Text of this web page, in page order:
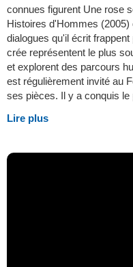
connues figurent Une rose
Histoires d'Hommes
dialogues qu'il écrit
crée représentent le plus
et explorent des parcours
est régulièrement invité au
ses pièces. Il y a conquis le
Lire plus